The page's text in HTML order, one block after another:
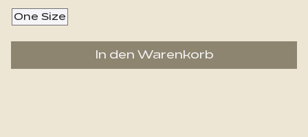
One Size
In den Warenkorb